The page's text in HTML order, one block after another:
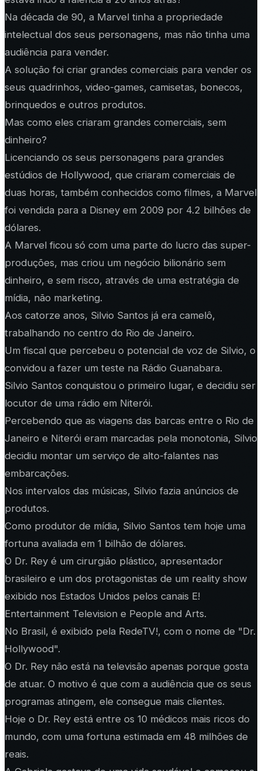
Na década de 90, a Marvel tinha a propriedade
intelectual dos seus personagens, mas não tinha uma
audiência para vender.
A solução foi criar grandes comerciais para vender os
seus quadrinhos, video-games, camisetas, bonecos,
brinquedos e outros produtos.
Mas como eles criaram grandes comerciais, sem
dinheiro?
Licenciando os seus personagens para grandes
estúdios de Hollywood, que criaram comerciais de
duas horas, também conhecidos como filmes, a Marvel
foi vendida para a Disney em 2009 por 4.2 bilhões de
dólares.
A Marvel ficou só com uma parte do lucro das super-
produções, mas criou um negócio bilionário sem
dinheiro, e sem risco, através de uma estratégia de
mídia, não marketing.
Aos catorze anos, Silvio Santos já era camelô,
trabalhando no centro do Rio de Janeiro.
Um fiscal que percebeu o potencial de voz de Silvio, o
convidou a fazer um teste na Rádio Guanabara.
Silvio Santos conquistou o primeiro lugar, e decidiu ser
locutor de uma rádio em Niterói.
Percebendo que as viagens das barcas entre o Rio de
Janeiro e Niterói eram marcadas pela monotonia, Silvio
decidiu montar um serviço de alto-falantes nas
embarcações.
Nos intervalos das músicas, Silvio fazia anúncios de
produtos.
Como produtor de mídia, Silvio Santos tem hoje uma
fortuna avaliada em 1 bilhão de dólares.
O Dr. Rey é um cirurgião plástico, apresentador
brasileiro e um dos protagonistas de um reality show
exibido nos Estados Unidos pelos canais E!
Entertainment Television e People and Arts.
No Brasil, é exibido pela RedeTV!, com o nome de "Dr.
Hollywood".
O Dr. Rey não está na televisão apenas porque gosta
de atuar. O motivo é que com a audiência que os seus
programas atingem, ele consegue mais clientes.
Hoje o Dr. Rey está entre os 10 médicos mais ricos do
mundo, com uma fortuna estimada em 48 milhões de
reais.